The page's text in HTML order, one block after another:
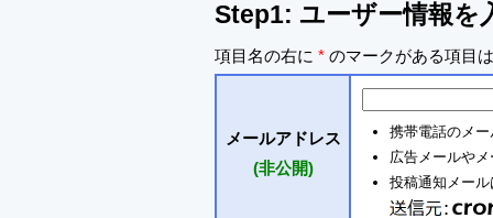
Step1: ユーザー情報を
項目名の右に * のマークがある項目
メールアドレス
(非公開)
携帯電話のメ
広告メールや
投稿通知メー